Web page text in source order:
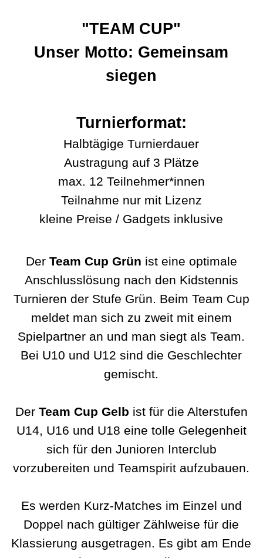
"TEAM CUP"
Unser Motto: Gemeinsam
siegen
Turnierformat:
Halbtägige Turnierdauer
Austragung auf 3 Plätze
max. 12 Teilnehmer*innen
Teilnahme nur mit Lizenz
kleine Preise / Gadgets inklusive
Der Team Cup Grün ist eine optimale
Anschlusslösung nach den Kidstennis
Turnieren der Stufe Grün. Beim Team Cup
meldet man sich zu zweit mit einem
Spielpartner an und man siegt als Team.
Bei U10 und U12 sind die Geschlechter
gemischt.
Der Team Cup Gelb ist für die Alterstufen
U14, U16 und U18 eine tolle Gelegenheit
sich für den Junioren Interclub
vorzubereiten und Teamspirit aufzubauen.
Es werden Kurz-Matches im Einzel und
Doppel nach gültiger Zählweise für die
Klassierung ausgetragen. Es gibt am Ende